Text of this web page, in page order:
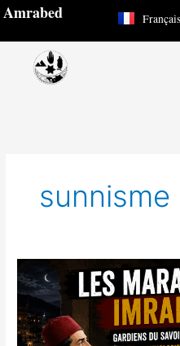
Aller
contenu
Amrabed Français
Español
sunnisme
marabouts